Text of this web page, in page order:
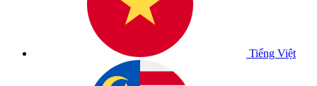
Tiếng Việt